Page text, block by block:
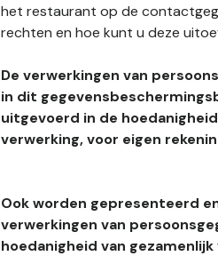
het restaurant op de
rechten en hoe kunt u deze
De verwerkingen van
in dit
uitgevoerd in de
verwerking, voor eigen
Ook worden gepresenteerd
verwerkingen van
hoedanigheid van